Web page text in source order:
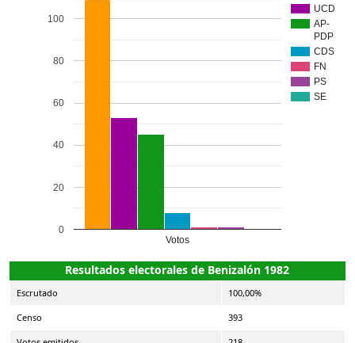
UCD
AP-
PDP
CDS
FN
PS
SE
Votos
0
20
40
60
80
100
Resultados electorales de Benizalón 1982
Escrutado 100,00%
Censo 393